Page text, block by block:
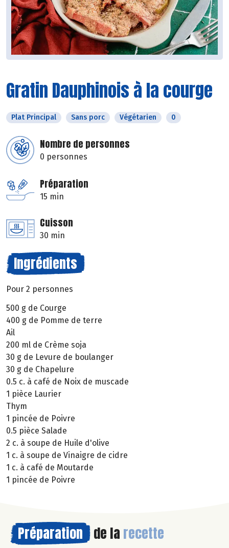
Gratin Dauphinois à la courge
Plat Principal Sans porc Végétarien 0
Nombre de personnes
0 personnes
Préparation
15 min
Cuisson
30 min
Ingrédients
Pour 2 personnes
500 g de Courge
400 g de Pomme de terre
Ail
200 ml de Crème soja
30 g de Levure de boulanger
30 g de Chapelure
0.5 c. à café de Noix de muscade
1 pièce Laurier
Thym
1 pincée de Poivre
0.5 pièce Salade
2 c. à soupe de Huile d'olive
1 c. à soupe de Vinaigre de cidre
1 c. à café de Moutarde
1 pincée de Poivre
Préparation de la recette